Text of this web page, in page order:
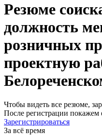
Резюме
должность
розничных
проектную
Чтобы видеть все резюме,
После регистрации
Зарегистрироваться
За всё время